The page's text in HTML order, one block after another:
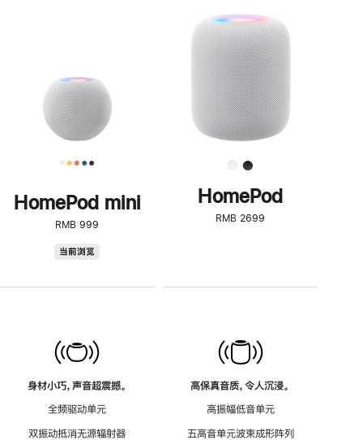
HomePod mini
RMB 999
当前浏览
身材小巧，声音超震撼。
全频驱动单元
双振动抵消无源辐射器
步
了
解
HomePod<
HomePod
RMB 2699
高保真音质，令人沉浸。
高振幅低音单元
五高音单元波束成形阵列